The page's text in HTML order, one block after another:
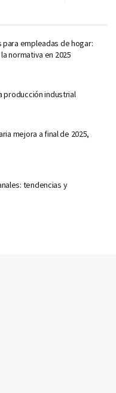
empleadas de hogar:
normativa en 2025
producción industrial
mejora a final de 2025,
tendencias y